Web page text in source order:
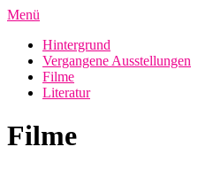
Zum
springen
Menü
Hintergrund
Vergangene Ausstellungen
Filme
Literatur
Filme